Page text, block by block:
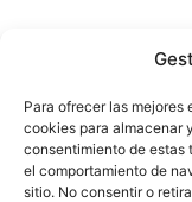
Para ofrecer las
cookies para almacenar
consentimiento de estas
el comportamiento de
sitio. No consentir o